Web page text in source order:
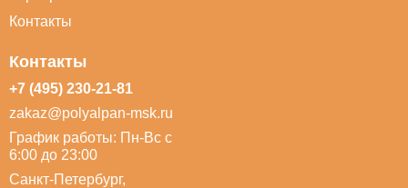
Контакты
Контакты
+7 (495) 230-21-81
zakaz@polyalpan-msk.ru
График работы: Пн-Вс с
6:00 до 23:00
Санкт-Петербург,